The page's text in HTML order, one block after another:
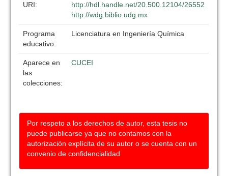
URI:
http://hdl.handle.net/20.500.12104/26552
http://wdg.biblio.udg.mx
Programa
educativo:
Licenciatura en Ingeniería Química
Aparece en
las
colecciones:
CUCEI
Por respeto a los derechos de autor, esta tesis no
puede publicarse ya que no contamos con la
autorización explícita de su autor o se cuenta con un
convenio de confidencialidad